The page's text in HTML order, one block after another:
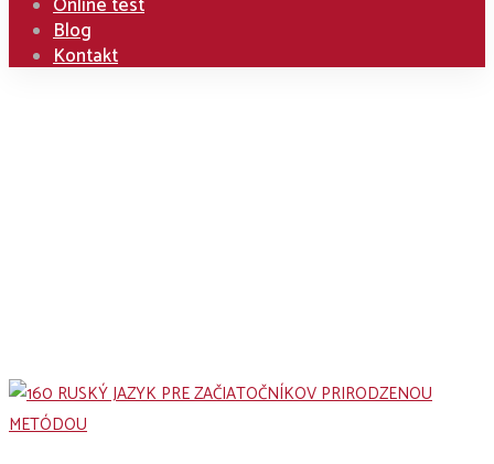
Blog
Kontakt